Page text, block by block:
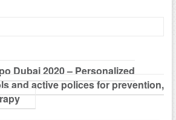
Dubai 2020 – Personalized
and active polices for prevention,